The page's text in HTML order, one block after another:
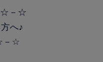
－☆
へ♪
☆